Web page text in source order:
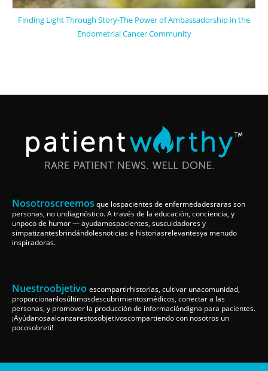
Finding Light Through Story-The Power of Ambassadorship in the
Endometrial Cancer Community
Nosotroscreemos que lospacientes de enfermedadesraras son
personas, no undiagnóstico. A través de la educación, conciencia, y
unpoco de humor — ayudamospacientes, suscuidadores y
simpatizantesbrindándolesnoticias e historiasrelevantesya menudo
inspiradoras.
Nuestroobjetivo escompartirhistorias, cultivar unacomunidad,
proporcionanlosúltimosdescubrimientosmédicos, conectar a las
personas, y promover la producción de informacióndigna para pacientes.
¡Ayúdanosaalcanzarestosobjetivoscompartiendo con nosotros un
pocosobreti!